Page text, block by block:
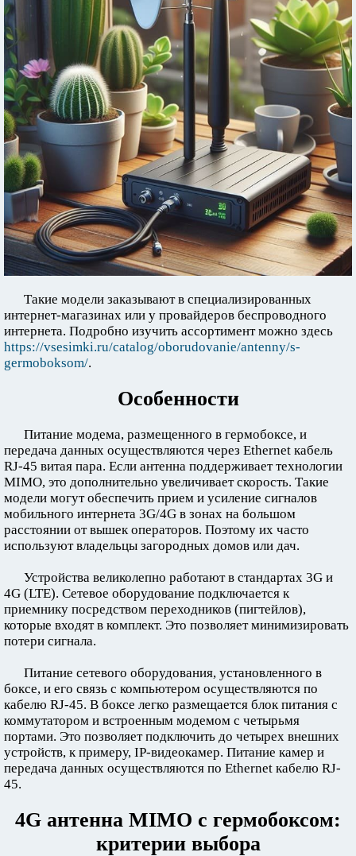
Такие модели заказывают в специализированных
интернет-магазинах или у провайдеров беспроводного
интернета. Подробно изучить ассортимент можно здесь
https://vsesimki.ru/catalog/oborudovanie/antenny/s-
germoboksom/.
Особенности
Питание модема, размещенного в гермобоксе, и
передача данных осуществляются через Ethernet кабель
RJ-45 витая пара. Если антенна поддерживает технологии
MIMO, это дополнительно увеличивает скорость. Такие
модели могут обеспечить прием и усиление сигналов
мобильного интернета 3G/4G в зонах на большом
расстоянии от вышек операторов. Поэтому их часто
используют владельцы загородных домов или дач.
Устройства великолепно работают в стандартах 3G и
4G (LTE). Сетевое оборудование подключается к
приемнику посредством переходников (пигтейлов),
которые входят в комплект. Это позволяет минимизировать
потери сигнала.
Питание сетевого оборудования, установленного в
боксе, и его связь с компьютером осуществляются по
кабелю RJ-45. В боксе легко размещается блок питания с
коммутатором и встроенным модемом с четырьмя
портами. Это позволяет подключить до четырех внешних
устройств, к примеру, IP-видеокамер. Питание камер и
передача данных осуществляются по Ethernet кабелю RJ-
45.
4G антенна MIMO с гермобоксом:
критерии выбора